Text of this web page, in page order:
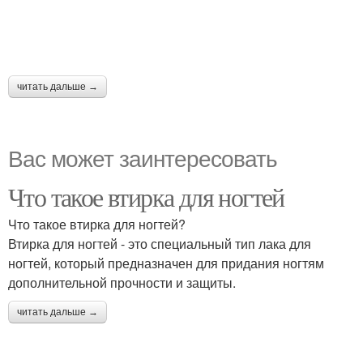
читать дальше →
Вас может заинтересовать
Что такое втирка для ногтей
Что такое втирка для ногтей?
Втирка для ногтей - это специальный тип лака для
ногтей, который предназначен для придания ногтям
дополнительной прочности и защиты.
читать дальше →